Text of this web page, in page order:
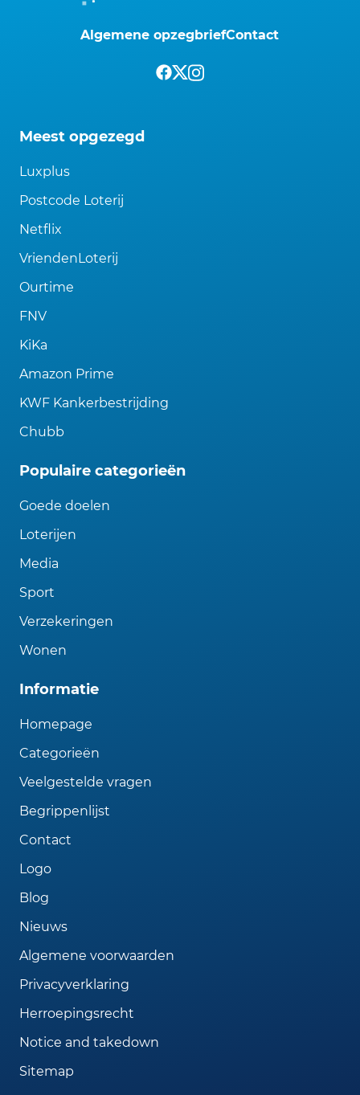
Algemene opzegbriefContact
Meest opgezegd
Luxplus
Postcode Loterij
Netflix
VriendenLoterij
Ourtime
FNV
KiKa
Amazon Prime
KWF Kankerbestrijding
Chubb
Populaire categorieën
Goede doelen
Loterijen
Media
Sport
Verzekeringen
Wonen
Informatie
Homepage
Categorieën
Veelgestelde vragen
Begrippenlijst
Contact
Logo
Blog
Nieuws
Algemene voorwaarden
Privacyverklaring
Herroepingsrecht
Notice and takedown
Sitemap